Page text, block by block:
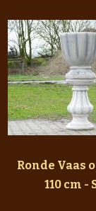
Ronde Vaas
110 cm -